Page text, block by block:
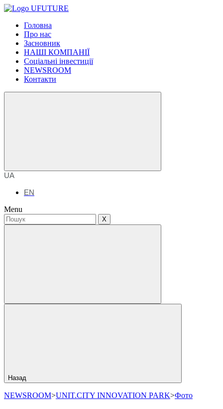
Головна
Про нас
Засновник
НАШІ КОМПАНІЇ
Соціальні інвестиції
NEWSROOM
Контакти
UA
EN
Menu
X
Назад
NEWSROOM>UNIT.CITY INNOVATION PARK>Фото